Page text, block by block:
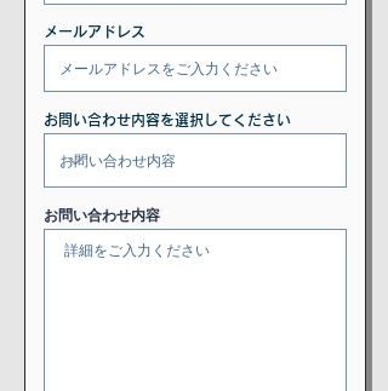
メールアドレス
お問い合わせ内容を選択してください
お問い合わせ内容